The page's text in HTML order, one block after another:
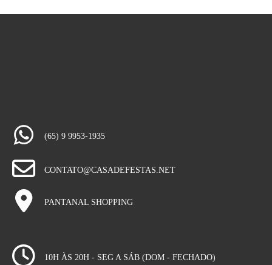
(65) 9 9953-1935
CONTATO@CASADEFESTAS.NET
PANTANAL SHOPPING
10H ÀS 20H - SEG A SÁB (DOM - FECHADO)